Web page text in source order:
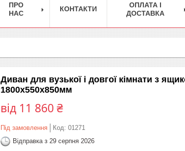
ПРО
НАС
КОНТАКТИ
ОПЛАТА І
ДОСТАВКА
Диван для вузької і довгої кімнати з
1800х550х850мм
від 11 860 ₴
Під замовлення Код: 01271
Відправка з 29 серпня 2026